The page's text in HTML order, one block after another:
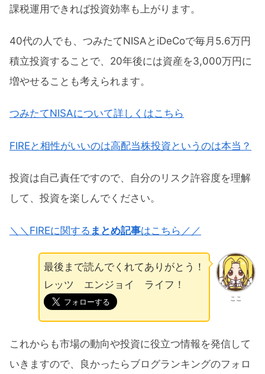
課税運用できれば投資効率も上がります。
40代の人でも、つみたてNISAとiDeCoで毎月5.6万円
積立投資することで、20年後には資産を3,000万円に
増やせることも考えられます。
つみたてNISAについて詳しくはこちら
FIREと相性がいいのは高配当株投資というのは本当？
投資は自己責任ですので、自分のリスク許容度を理解
して、投資を楽しんでください。
＼＼FIREに関する まとめ記事はこちら／／
ここ
最後まで読んでくれてありがとう！
レッツ エンジョイ ライフ！
これからも市場の動向や投資に役立つ情報を発信して
いきますので、良かったらブログランキングのフォロ